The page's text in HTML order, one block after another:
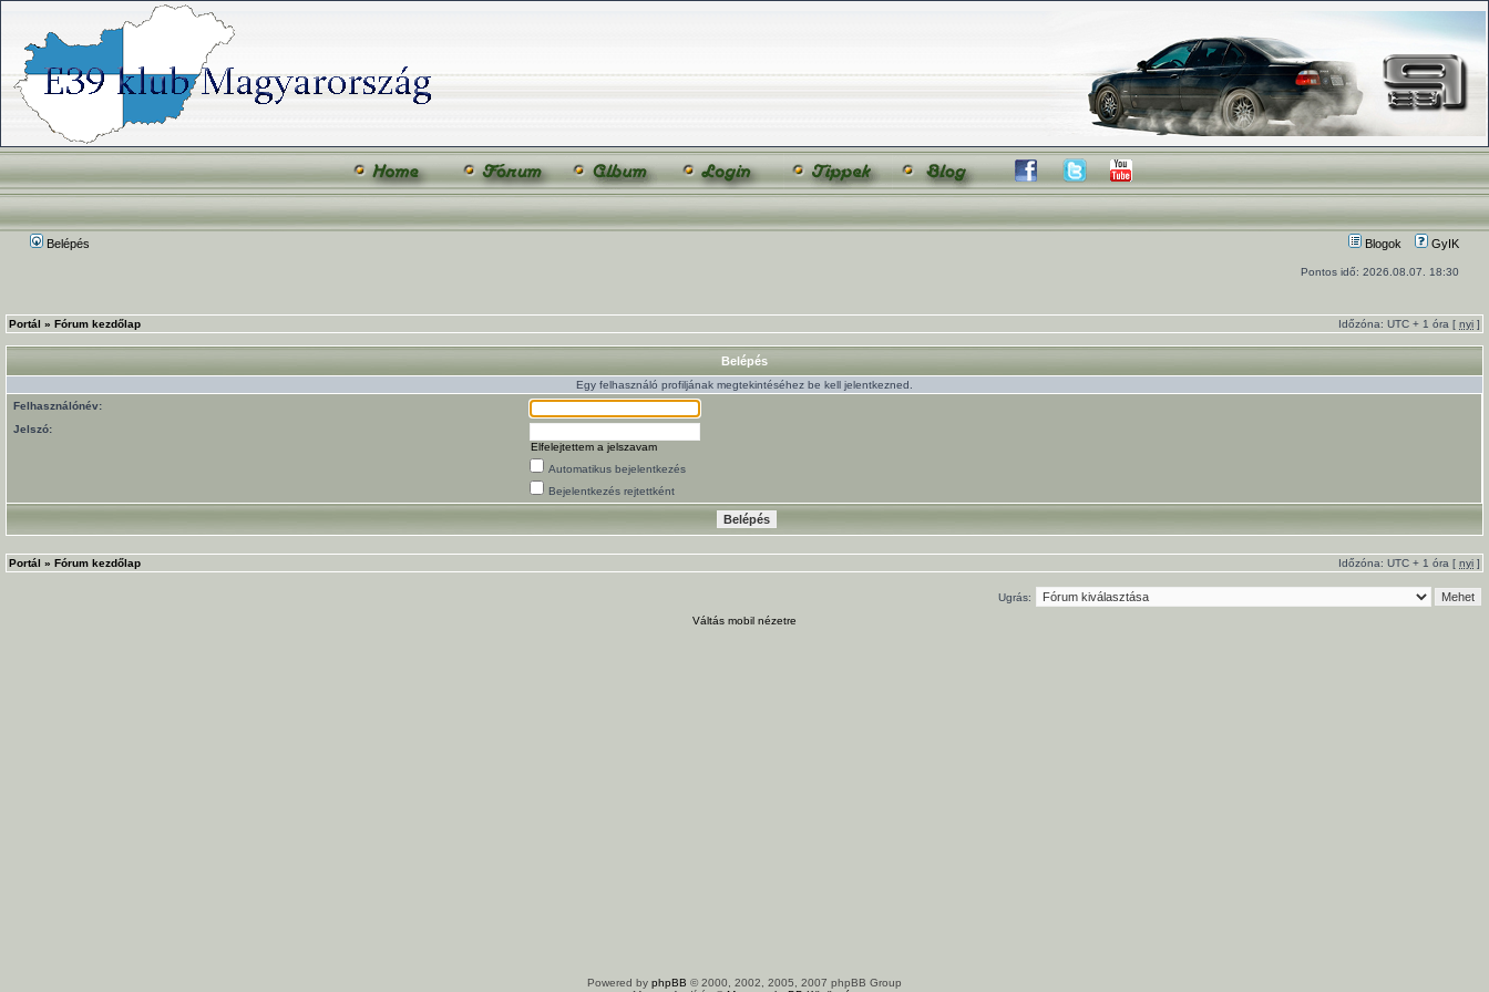
Belépés Blogok GyIK
Pontos idő: 2026.08.07. 18:30
Portál » Fórum kezdőlap Időzóna: UTC + 1 óra [ nyi ]
Belépés
Egy felhasználó profiljának megtekintéséhez be kell jelentkezned.
Felhasználónév:
Jelszó:
Elfelejtettem a jelszavam
Automatikus bejelentkezés
Bejelentkezés rejtettként
Portál » Fórum kezdőlap Időzóna: UTC + 1 óra [ nyi ]
Ugrás:
Váltás mobil nézetre
Powered by phpBB © 2000, 2002, 2005, 2007 phpBB Group